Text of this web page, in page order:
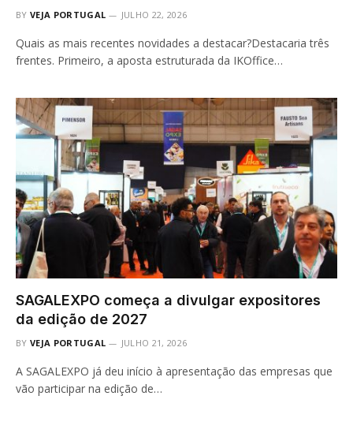
BY VEJA PORTUGAL JULHO 22, 2026
Quais as mais recentes novidades a destacar?Destacaria três
frentes. Primeiro, a aposta estruturada da IKOffice…
SAGALEXPO começa a divulgar expositores
da edição de 2027
BY VEJA PORTUGAL JULHO 21, 2026
A SAGALEXPO já deu início à apresentação das empresas que
vão participar na edição de…